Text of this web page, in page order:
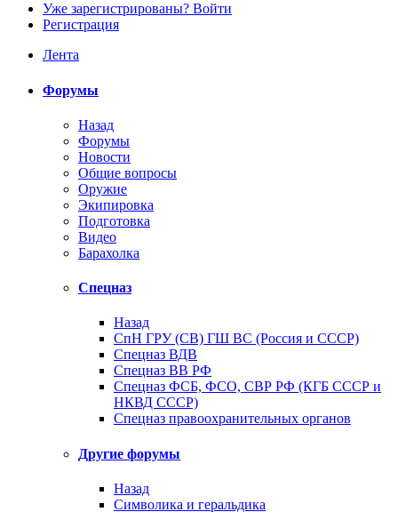
Уже зарегистрированы? Войти
Регистрация
Лента
Форумы
Назад
Форумы
Новости
Общие вопросы
Оружие
Экипировка
Подготовка
Видео
Барахолка
Спецназ
Назад
СпН ГРУ (СВ) ГШ ВС (Россия и СССР)
Спецназ ВДВ
Спецназ ВВ РФ
Спецназ ФСБ, ФСО, СВР РФ (КГБ СССР и
НКВД СССР)
Спецназ правоохранительных органов
Другие форумы
Назад
Символика и геральдика